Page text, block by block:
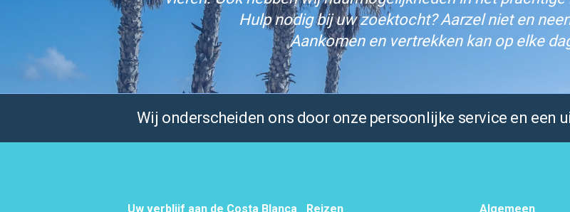
Hulp nodig bij uw zoektocht? Aarzel niet en
Aankomen en vertrekken kan op elke
Wij onderscheiden ons door onze persoonlijke service en
Uw verblijf aan de Costa Blanca Reizen Algemeen